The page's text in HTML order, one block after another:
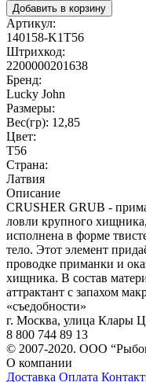
Добавить в корзину
Артикул:
140158-K1T56
Штрихкод:
2200000201638
Бренд:
Lucky John
Размеры:
Вес(гр): 12,85
Цвет:
T56
Страна:
Латвия
Описание
CRUSHER GRUB -
ловли крупного
исполнена в форме
тело. Этот элемент
проводке приманки и
хищника. В состав
аттрактант с запахом
«съедобности»
г. Москва, улица Клары
8 800 744 89 13
© 2007-2020. ООО
О компании
Доставка Оплата